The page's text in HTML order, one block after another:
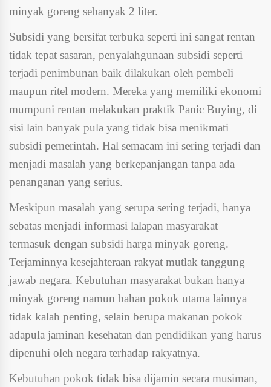
minyak goreng sebanyak 2 liter.
Subsidi yang bersifat terbuka seperti ini sangat rentan
tidak tepat sasaran, penyalahgunaan subsidi seperti
terjadi penimbunan baik dilakukan oleh pembeli
maupun ritel modern. Mereka yang memiliki ekonomi
mumpuni rentan melakukan praktik Panic Buying, di
sisi lain banyak pula yang tidak bisa menikmati
subsidi pemerintah. Hal semacam ini sering terjadi dan
menjadi masalah yang berkepanjangan tanpa ada
penanganan yang serius.
Meskipun masalah yang serupa sering terjadi, hanya
sebatas menjadi informasi lalapan masyarakat
termasuk dengan subsidi harga minyak goreng.
Terjaminnya kesejahteraan rakyat mutlak tanggung
jawab negara. Kebutuhan masyarakat bukan hanya
minyak goreng namun bahan pokok utama lainnya
tidak kalah penting, selain berupa makanan pokok
adapula jaminan kesehatan dan pendidikan yang harus
dipenuhi oleh negara terhadap rakyatnya.
Kebutuhan pokok tidak bisa dijamin secara musiman,